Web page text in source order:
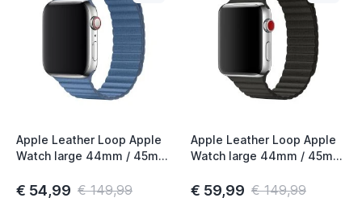
Apple Leather Loop Apple
Watch large 44mm / 45mm
€ 54,99 € 149,99
Apple Leather Loop Apple
Watch large 44mm / 45mm
Gray
€ 59,99 € 149,99